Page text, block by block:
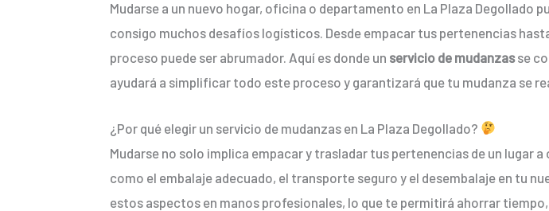
Mudarse a un nuevo hogar, oficina o departamento en La Plaza Degollado
consigo muchos desafíos logísticos. Desde empacar tus pertenencias
proceso puede ser abrumador. Aquí es donde un servicio de mudanzasse
ayudará a simplificar todo este proceso y garantizará que tu mudanza se
¿Por qué elegir un servicio de mudanzas en La Plaza Degollado?
Mudarse no solo implica empacar y trasladar tus pertenencias de un lugar
como el embalaje adecuado, el transporte seguro y el desembalaje en tu
estos aspectos en manos profesionales, lo que te permitirá ahorrar